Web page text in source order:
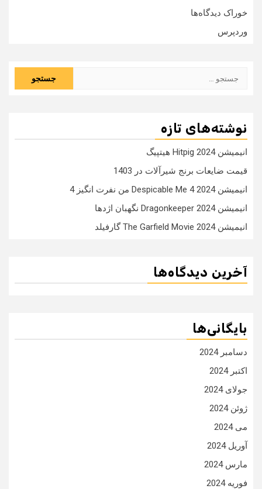
خوراک دیدگاه‌ها
وردپرس
نوشته‌های تازه
انیمیشن Hitpig 2024 هیتپیگ
قیمت ضایعات برنج شیرآلات در 1403
انیمیشن Despicable Me 4 2024 من نفرت انگیز 4
انیمیشن Dragonkeeper 2024 نگهبان اژدها
انیمیشن The Garfield Movie 2024 گارفیلد
آخرین دیدگاه‌ها
بایگانی‌ها
دسامبر 2024
اکتبر 2024
جولای 2024
ژوئن 2024
می 2024
آوریل 2024
مارس 2024
فوریه 2024